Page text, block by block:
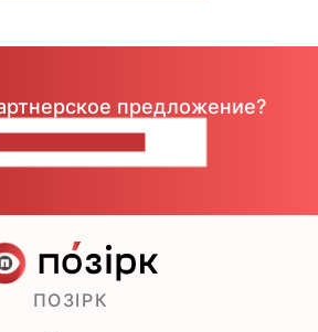
предложение?
ПОЗІРК